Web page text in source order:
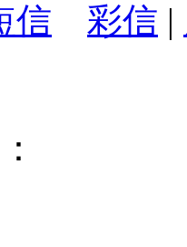
信 彩信 |